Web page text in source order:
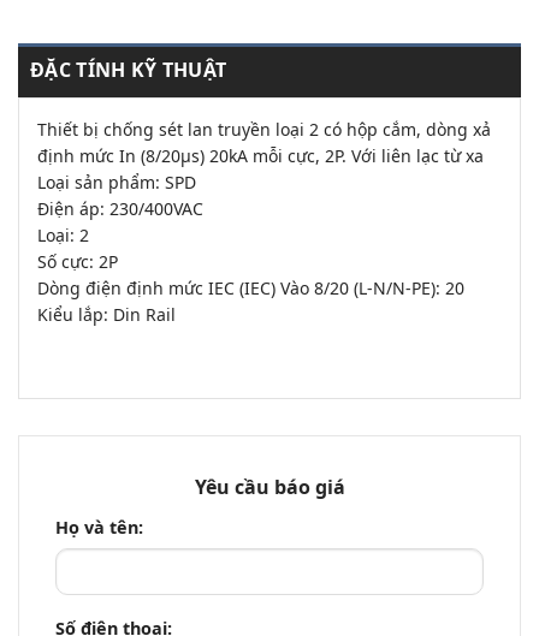
ĐẶC TÍNH KỸ THUẬT
Thiết bị chống sét lan truyền loại 2 có hộp cắm, dòng xả
định mức In (8/20μs) 20kA mỗi cực, 2P. Với liên lạc từ xa
Loại sản phẩm: SPD
Điện áp: 230/400VAC
Loại: 2
Số cực: 2P
Dòng điện định mức IEC (IEC) Vào 8/20 (L-N/N-PE): 20
Kiểu lắp: Din Rail
Yêu cầu báo giá
Họ và tên:
Số điện thoại: